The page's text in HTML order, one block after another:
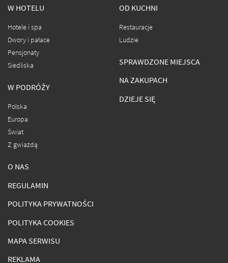
W HOTELU
Hotele i spa
Dwory i pałace
Pensjonaty
Siedliska
W PODRÓŻY
Polska
Europa
Świat
Z gwiazdą
OD KUCHNI
Restauracje
Ludzie
SPRAWDZONE MIEJSCA
NA ZAKUPACH
DZIEJE SIĘ
O NAS
REGULAMIN
POLITYKA PRYWATNOŚCI
POLITYKA COOKIES
MAPA SERWISU
REKLAMA